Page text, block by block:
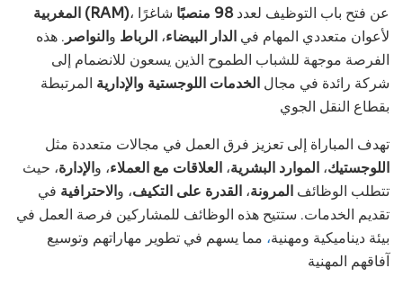
المغربية (RAM)
، عن فتح باب التوظيف لعدد98 منصبًا
شاغرًا
لأعوان متعددي المهام في الدار البيضاء، الرباط والنواصر . هذه
الفرصة موجهة للشباب الطموح الذين يسعون للانضمام إلى
شركة رائدة في مجال الخدمات اللوجستية والإدارية المرتبطة
بقطاع النقل الجوي
تهدف المباراة إلى تعزيز فرق العمل في مجالات متعددة مثل
اللوجستيك، الموارد البشرية، العلاقات مع العملاء، والإدارة، حيث
تتطلب الوظائف المرونة، القدرة على التكيف، والاحترافية في
تقديم الخدمات. ستتيح هذه الوظائف للمشاركين فرصة العمل في
بيئة ديناميكية ومهنية، مما يسهم في تطوير مهاراتهم وتوسيع
آفاقهم المهنية